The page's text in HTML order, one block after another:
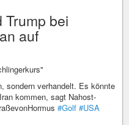
Trump bei
auf
sondern verhandelt. Es könnte
kommen, sagt Nahost-
#Golf #USA